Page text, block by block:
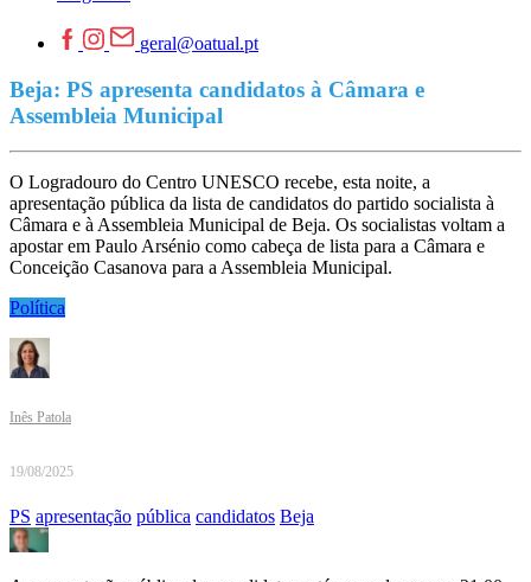
geral@oatual.pt
Beja: PS apresenta candidatos à Câmara e
Assembleia Municipal
O Logradouro do Centro UNESCO recebe, esta noite, a
apresentação pública da lista de candidatos do partido socialista à
Câmara e à Assembleia Municipal de Beja. Os socialistas voltam a
apostar em Paulo Arsénio como cabeça de lista para a Câmara e
Conceição Casanova para a Assembleia Municipal.
Política
Inês Patola
19/08/2025
PS apresentação pública candidatos Beja